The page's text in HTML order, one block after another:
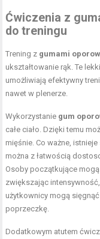
Ćwiczenia z
do treningu
Trening z gumami
ukształtowanie rąk. Te
umożliwiają efektywny
nawet w plenerze.
Wykorzystanie gum
całe ciało. Dzięki temu
mięśnie. Co ważne,
można z łatwością
Osoby początkujące
zwiększając
użytkownicy mogą
poprzeczkę.
Dodatkowym atutem